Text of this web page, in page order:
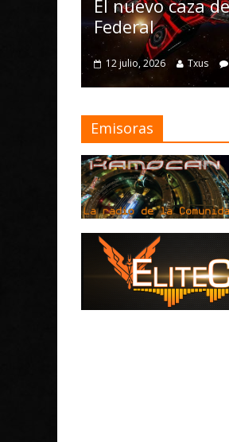
nuevo caza de la Armada
Txus 0
Emisoras